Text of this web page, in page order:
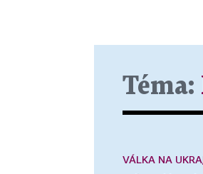
Téma:
VÁLKA NA